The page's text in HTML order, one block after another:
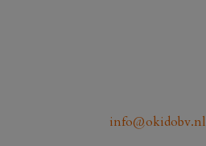
info@okidobv.nl